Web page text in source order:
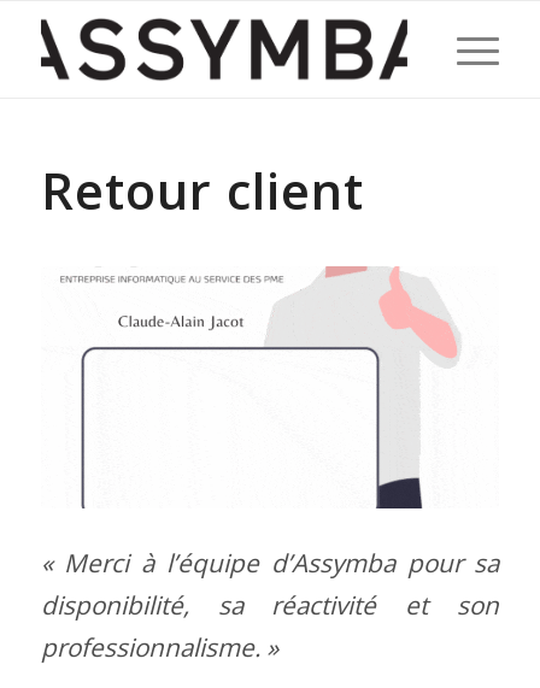
Retour client
« Merci à l’équipe d’Assymba pour sa
disponibilité, sa réactivité et son
professionnalisme. »